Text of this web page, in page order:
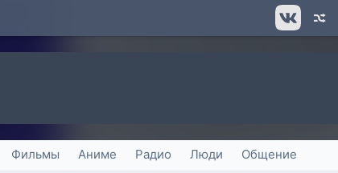
Фильмы Аниме Радио Люди Общение